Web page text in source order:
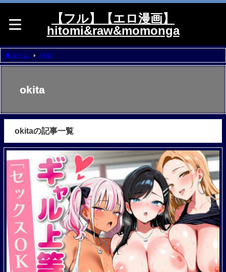
【フル】【エロ漫画】
hitomi&raw&momonga
ホーム okita
okita
okitaの記事一覧